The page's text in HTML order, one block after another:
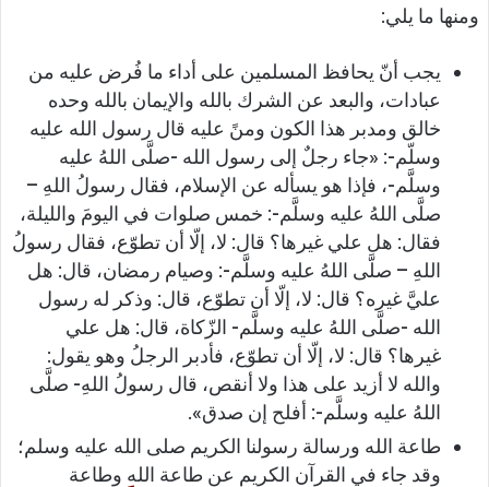
ومنها ما يلي:
يجب أنّ يحافظ المسلمين على أداء ما فُرض عليه من
عبادات، والبعد عن الشرك بالله والإيمان بالله وحده
خالق ومدبر هذا الكون ومنً عليه قال رسول الله عليه
وسلّم-: «جاء رجلٌ إلى رسول الله -صلَّى اللهُ عليه
وسلَّم-، فإذا هو يسأله عن الإسلام، فقال رسولُ اللهِ –
صلَّى اللهُ عليه وسلَّم-: خمس صلوات في اليومَ والليلة،
فقال: هل علي غيرها؟ قال: لا، إلّا أن تطوّع، فقال رسولُ
اللهِ – صلَّى اللهُ عليه وسلَّم-: وصيام رمضان، قال: هل
عليَّ غيره؟ قال: لا، إلّا أن تطوّع، قال: وذكر له رسول
الله -صلَّى اللهُ عليه وسلَّم- الزّكاة، قال: هل علي
غيرها؟ قال: لا، إلّا أن تطوّع، فأدبر الرجلُ وهو يقول:
والله لا أزيد على هذا ولا أنقص، قال رسولُ اللهِ- صلَّى
اللهُ عليه وسلَّم-: أفلح إن صدق».
طاعة الله ورسالة رسولنا الكريم صلى الله عليه وسلم؛
وقد جاء في القرآن الكريم عن طاعة الله وطاعة